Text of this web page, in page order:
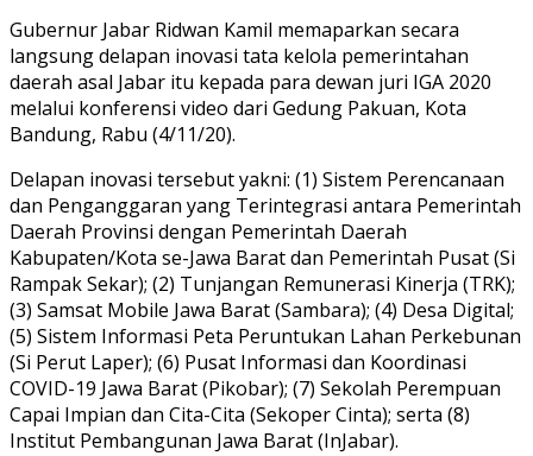
Gubernur Jabar Ridwan Kamil memaparkan secara
langsung delapan inovasi tata kelola pemerintahan
daerah asal Jabar itu kepada para dewan juri IGA 2020
melalui konferensi video dari Gedung Pakuan, Kota
Bandung, Rabu (4/11/20).
Delapan inovasi tersebut yakni: (1) Sistem Perencanaan
dan Penganggaran yang Terintegrasi antara Pemerintah
Daerah Provinsi dengan Pemerintah Daerah
Kabupaten/Kota se-Jawa Barat dan Pemerintah Pusat (Si
Rampak Sekar); (2) Tunjangan Remunerasi Kinerja (TRK);
(3) Samsat Mobile Jawa Barat (Sambara); (4) Desa Digital;
(5) Sistem Informasi Peta Peruntukan Lahan Perkebunan
(Si Perut Laper); (6) Pusat Informasi dan Koordinasi
COVID-19 Jawa Barat (Pikobar); (7) Sekolah Perempuan
Capai Impian dan Cita-Cita (Sekoper Cinta); serta (8)
Institut Pembangunan Jawa Barat (InJabar).